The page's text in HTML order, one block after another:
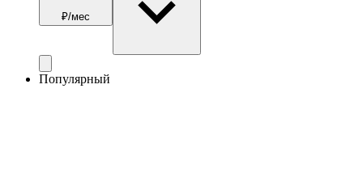
₽/мес
Популярный